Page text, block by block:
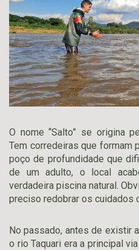
O nome “Salto” se origina
Tem corredeiras que formam
poço de profundidade que
de um adulto, o local
verdadeira piscina natural.
preciso redobrar os cuidados
No passado, antes de existir
o rio Taquari era a principal